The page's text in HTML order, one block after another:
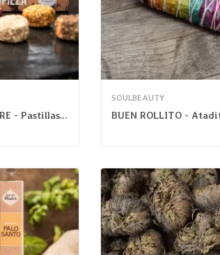
SAGRADA MADRE - Pastillas Defumación 7 Días De...
SOULBEAUTY